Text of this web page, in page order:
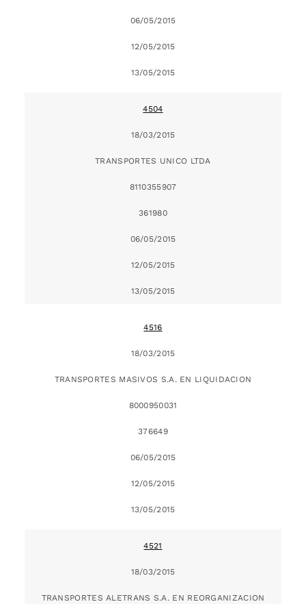
06/05/2015
12/05/2015
13/05/2015
4504
18/03/2015
TRANSPORTES UNICO LTDA
8110355907
361980
06/05/2015
12/05/2015
13/05/2015
4516
18/03/2015
TRANSPORTES MASIVOS S.A. EN LIQUIDACION
8000950031
376649
06/05/2015
12/05/2015
13/05/2015
4521
18/03/2015
TRANSPORTES ALETRANS S.A. EN REORGANIZACION